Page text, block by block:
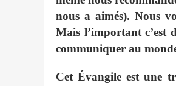
nous a aimés). Nous
Mais l’important c’est
communiquer au
Cet Évangile est une